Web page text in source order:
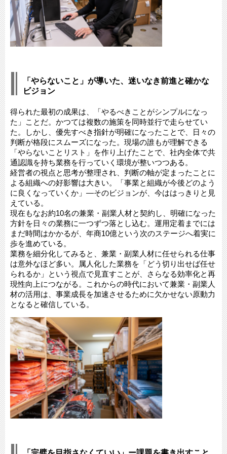
「やらないこと」が導いた、迷いなき前進と確かな
ビジョン
得られた最初の成果は、「やるべきことがシンプルになっ
た」ことだ。かつては複数の施策を同時並行で走らせてい
た。しかし、優先すべき指針が明確になったことで、日々の
判断が格段にスムーズになった。現場の誰もが理解できる
「やらないことリスト」を作り上げたことで、社内全体で共
通認識を持ち業務を行っていく環境が整いつつある。
経営者の視点と思考が整理され、判断の軸が定まったことに
よる組織への好影響は大きい。「事業と組織が今後どのよう
に良くなっていくか」―そのビジョンが、今ははっきりと見
えている。
現在もなお約10名の兼業・副業人材と契約し、明確になった
方針を日々の業務に一つずつ落とし込む。運用定着までには
まだ時間はかかるが、年商10億という次のステージへ着実に
歩を進めている。
業務を細分化してみると、兼業・副業人材に任せられる仕事
は意外なほど多い。属人化した業務を「どう切り出せば任せ
られるか」という視点で見直すことが、さらなる効率化と再
現性向上につながる。これからの時代において兼業・副業人
材の活用は、事業成長を加速させるために欠かせない原動力
となると確信している。